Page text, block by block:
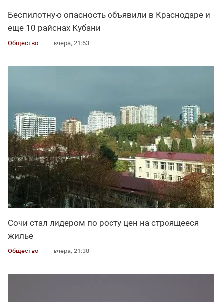
Беспилотную опасность объявили в Краснодаре и
еще 10 районах Кубани
Общество вчера, 21:53
Сочи стал лидером по росту цен на строящееся
жилье
Общество вчера, 21:38